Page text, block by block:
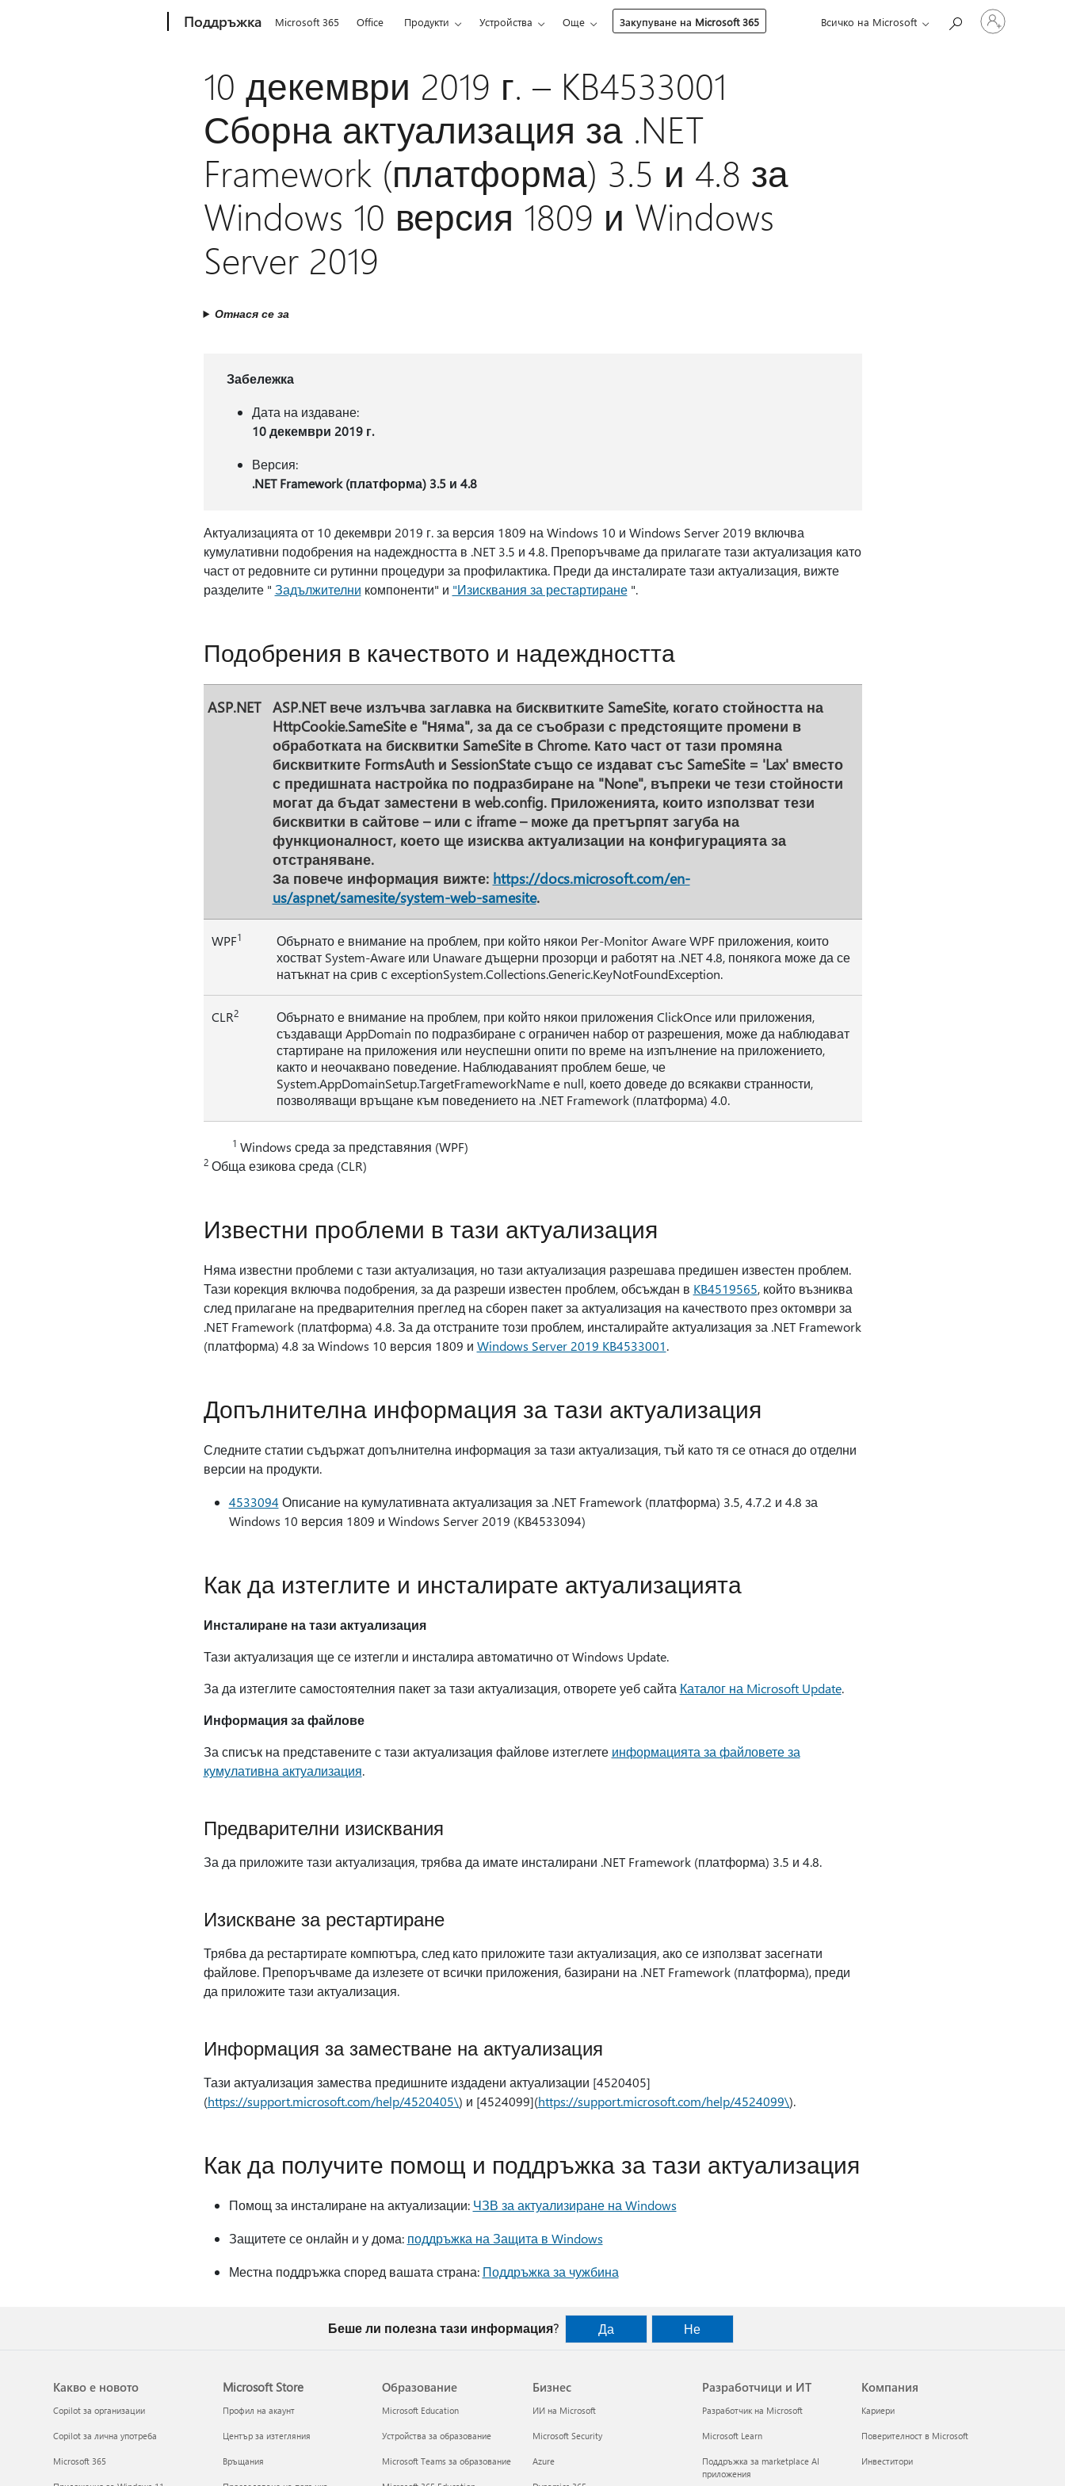
Поддръжка Microsoft 365 Office Продукти Устройства Още Закупуване на Microsoft 365 Всичко на Microsoft
Влезте
във
вашия
10 декември 2019 г. – KB4533001
Сборна актуализация за .NET
Framework (платформа) 3.5 и 4.8 за
Windows 10 версия 1809 и Windows
Server 2019
Отнася се за
Забележка
Дата на издаване:
10 декември 2019 г.
Версия:
.NET Framework (платформа) 3.5 и 4.8
Актуализацията от 10 декември 2019 г. за версия 1809 на Windows 10 и Windows Server 2019 включва
кумулативни подобрения на надеждността в .NET 3.5 и 4.8. Препоръчваме да прилагате тази актуализация като
част от редовните си рутинни процедури за профилактика. Преди да инсталирате тази актуализация, вижте
разделите " Задължителни компоненти" и "Изисквания за рестартиране".
Подобрения в качеството и надеждността
ASP.NET
ASP.NET вече излъчва заглавка на бисквитките SameSite, когато стойността на
HttpCookie.SameSite е "Няма", за да се съобрази с предстоящите промени в
обработката на бисквитки SameSite в Chrome. Като част от тази промяна
бисквитките FormsAuth и SessionState също се издават със SameSite = 'Lax' вместо
с предишната настройка по подразбиране на "None", въпреки че тези стойности
могат да бъдат заместени в web.config. Приложенията, които използват тези
бисквитки в сайтове – или с iframe – може да претърпят загуба на
функционалност, което ще изисква актуализации на конфигурацията за
отстраняване.
За повече информация вижте: https://docs.microsoft.com/en-
us/aspnet/samesite/system-web-samesite.
WPF1
Обърнато е внимание на проблем, при който някои Per-Monitor Aware WPF приложения, които
хостват System-Aware или Unaware дъщерни прозорци и работят на .NET 4.8, понякога може да се
натъкнат на срив с exceptionSystem.Collections.Generic.KeyNotFoundException.
CLR2
Обърнато е внимание на проблем, при който някои приложения ClickOnce или приложения,
създаващи AppDomain по подразбиране с ограничен набор от разрешения, може да наблюдават
стартиране на приложения или неуспешни опити по време на изпълнение на приложението,
както и неочаквано поведение. Наблюдаваният проблем беше, че
System.AppDomainSetup.TargetFrameworkName е null, което доведе до всякакви странности,
позволяващи връщане към поведението на .NET Framework (платформа) 4.0.
1 Windows среда за представяния (WPF)
2Обща езикова среда (CLR)
Известни проблеми в тази актуализация
Няма известни проблеми с тази актуализация, но тази актуализация разрешава предишен известен проблем.
Тази корекция включва подобрения, за да разреши известен проблем, обсъждан в KB4519565, който възниква
след прилагане на предварителния преглед на сборен пакет за актуализация на качеството през октомври за
.NET Framework (платформа) 4.8. За да отстраните този проблем, инсталирайте актуализация за .NET Framework
(платформа) 4.8 за Windows 10 версия 1809 и Windows Server 2019 KB4533001.
Допълнителна информация за тази актуализация
Следните статии съдържат допълнителна информация за тази актуализация, тъй като тя се отнася до отделни
версии на продукти.
4533094 Описание на кумулативната актуализация за .NET Framework (платформа) 3.5, 4.7.2 и 4.8 за
Windows 10 версия 1809 и Windows Server 2019 (KB4533094)
Как да изтеглите и инсталирате актуализацията
Инсталиране на тази актуализация
Тази актуализация ще се изтегли и инсталира автоматично от Windows Update.
За да изтеглите самостоятелния пакет за тази актуализация, отворете уеб сайта Каталог на Microsoft Update.
Информация за файлове
За списък на представените с тази актуализация файлове изтеглете информацията за файловете за
кумулативна актуализация.
Предварителни изисквания
За да приложите тази актуализация, трябва да имате инсталирани .NET Framework (платформа) 3.5 и 4.8.
Изискване за рестартиране
Трябва да рестартирате компютъра, след като приложите тази актуализация, ако се използват засегнати
файлове. Препоръчваме да излезете от всички приложения, базирани на .NET Framework (платформа), преди
да приложите тази актуализация.
Информация за заместване на актуализация
Тази актуализация замества предишните издадени актуализации [4520405]
(https://support.microsoft.com/help/4520405\) и [4524099](https://support.microsoft.com/help/4524099\).
Как да получите помощ и поддръжка за тази актуализация
Помощ за инсталиране на актуализации: ЧЗВ за актуализиране на Windows
Защитете се онлайн и у дома: поддръжка на Защита в Windows
Местна поддръжка според вашата страна: Поддръжка за чужбина
Беше ли полезна тази информация? Да Не
Какво е новото
Copilot за организации
Copilot за лична употреба
Microsoft 365
Microsoft Store
Профил на акаунт
Център за изтегляния
Връщания
Образование
Microsoft Education
Устройства за образование
Microsoft Teams за образование
Бизнес
ИИ на Microsoft
Microsoft Security
Azure
Разработчици и ИТ
Разработчик на Microsoft
Microsoft Learn
Поддръжка за marketplace AI
приложения
Компания
Кариери
Поверителност в Microsoft
Инвеститори